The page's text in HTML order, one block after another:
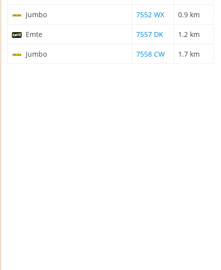
Jumbo 7552 WX 0.9 km
Emte 7557 DK 1.2 km
Jumbo 7558 CW 1.7 km